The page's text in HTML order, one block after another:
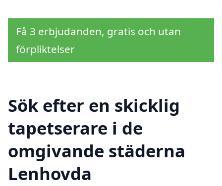
Få 3 erbjudanden, gratis och utan
förpliktelser
Sök efter en skicklig
tapetserare i de
omgivande städerna
Lenhovda